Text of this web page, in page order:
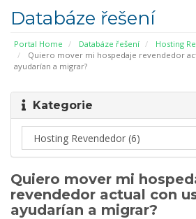
Databáze řešení
Portal Home Databáze řešení
Hosting
Quiero mover mi hospedaje revendedor
ayudarían a migrar?
Kategorie
Quiero mover mi
revendedor actual con
ayudarían a migrar?